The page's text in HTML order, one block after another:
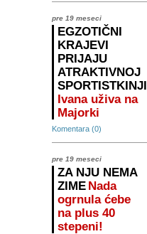
pre 19 meseci
EGZOTIČNI
KRAJEVI
PRIJAJU
ATRAKTIVNOJ
SPORTISTKINJI
Ivana uživa na
Majorki
Komentara (0)
pre 19 meseci
ZA NJU NEMA
ZIME Nada
ogrnula ćebe
na plus 40
stepeni!